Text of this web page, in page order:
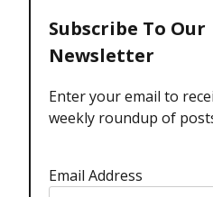
Subscribe To Our
Newsletter
Enter your email to
weekly roundup of
Email Address